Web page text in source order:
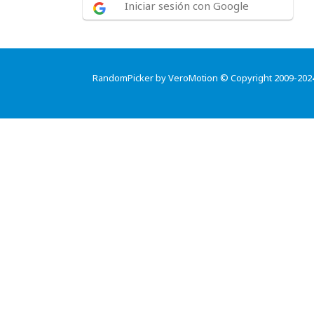
Iniciar sesión con Google
RandomPicker by VeroMotion © Copyright 2009-